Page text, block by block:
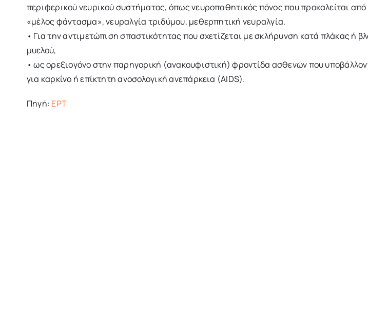
περιφερικού νευρικού συστήματος, όπως νευροπαθητικός πόνος που προκαλείται από
«μέλος φάντασμα», νευραλγία τριδύμου, μεθερπητική νευραλγία.
• Για την αντιμετώπιση σπαστικότητας που σχετίζεται με σκλήρυνση κατά πλάκας ή
μυελού,
• ως ορεξιογόνο στην παρηγορική (ανακουφιστική) φροντίδα ασθενών που
για καρκίνο ή επίκτητη ανοσολογική ανεπάρκεια (AIDS).
Πηγή: EΡΤ